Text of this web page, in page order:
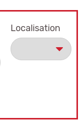
Localisation